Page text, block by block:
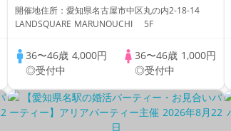
開催地住所：愛知県名古屋市中区丸の内2-18-14
LANDSQUARE MARUNOUCHI 5F
36〜46歳 4,000円
◎受付中
36〜46歳 1,000円
◎受付中